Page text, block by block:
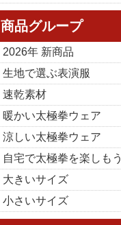
商品グループ
2026年 新商品
生地で選ぶ表演服
速乾素材
暖かい太極拳ウェア
涼しい太極拳ウェア
自宅で太極拳を楽しもう
大きいサイズ
小さいサイズ